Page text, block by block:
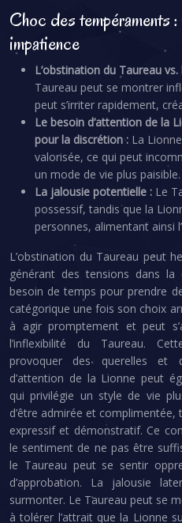
Choc des tempéraments
impatience
L’obstination du Taureau
Taureau peut se montrer
peut s’irriter rapidement,
Le besoin d’attention de la
pour la discrétion : La
valorisée, ce qui peut
un mode de vie plus paisible.
La jalousie potentielle : Le
possessif, tandis que la
personnes, alimentant ainsi
L’obstination du Taureau peut
générant des tensions dans
besoin de temps pour prendre
catégorique une fois son choix
à agir promptement et peut
l’inflexibilité du Taureau.
provoquer des querelles et
d’attention de la Lionne peut
qui privilégie un style de vie
d’être admirée et
expressif et démonstratif. Ce
le sentiment de ne pas être
le Taureau peut se sentir
d’approbation. La jalousie
surmonter. Le Taureau peut se
à tolérer l’attrait que la Lionne